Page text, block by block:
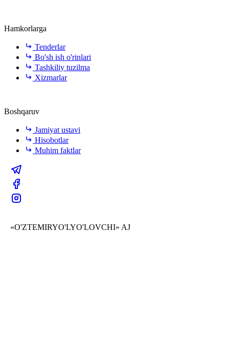
Hamkorlarga
Tenderlar
Bo'sh ish o'rinlari
Tashkiliy tuzilma
Xizmarlar
Boshqaruv
Jamiyat ustavi
Hisobotlar
Muhim faktlar
«O'ZTEMIRYO'LYO'LOVCHI» AJ